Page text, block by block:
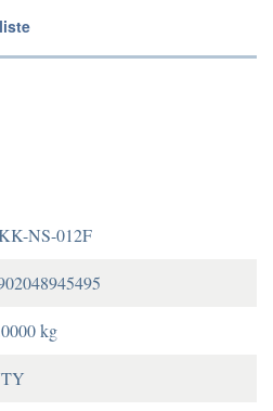
NS-012F
kg